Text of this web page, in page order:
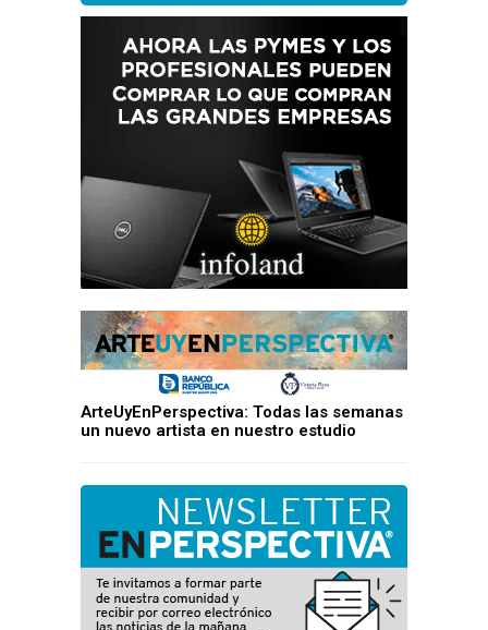
ArteUyEnPerspectiva: Todas las semanas
un nuevo artista en nuestro estudio